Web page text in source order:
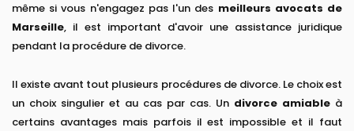
même si vous n'engagez pas l'un des meilleurs avocats de
Marseille, il est important d'avoir une assistance juridique
pendant la procédure de divorce.
Il existe avant tout plusieurs procédures de divorce. Le choix est
un choix singulier et au cas par cas. Un divorce amiable à
certains avantages mais parfois il est impossible et il faut